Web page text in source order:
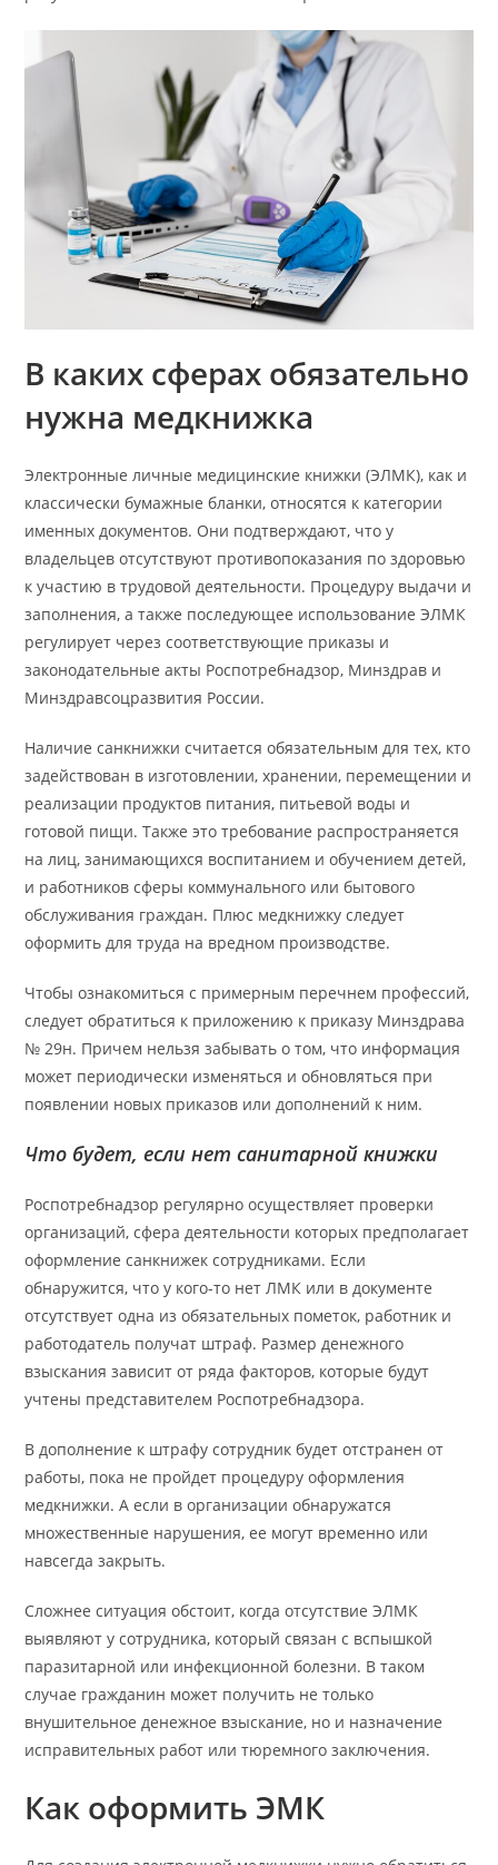
В каких сферах обязательно
нужна медкнижка
Электронные личные медицинские книжки (ЭЛМК), как и
классически бумажные бланки, относятся к категории
именных документов. Они подтверждают, что у
владельцев отсутствуют противопоказания по здоровью
к участию в трудовой деятельности. Процедуру выдачи и
заполнения, а также последующее использование ЭЛМК
регулирует через соответствующие приказы и
законодательные акты Роспотребнадзор, Минздрав и
Минздравсоцразвития России.
Наличие санкнижки считается обязательным для тех, кто
задействован в изготовлении, хранении, перемещении и
реализации продуктов питания, питьевой воды и
готовой пищи. Также это требование распространяется
на лиц, занимающихся воспитанием и обучением детей,
и работников сферы коммунального или бытового
обслуживания граждан. Плюс медкнижку следует
оформить для труда на вредном производстве.
Чтобы ознакомиться с примерным перечнем профессий,
следует обратиться к приложению к приказу Минздрава
№ 29н. Причем нельзя забывать о том, что информация
может периодически изменяться и обновляться при
появлении новых приказов или дополнений к ним.
Что будет, если нет санитарной книжки
Роспотребнадзор регулярно осуществляет проверки
организаций, сфера деятельности которых предполагает
оформление санкнижек сотрудниками. Если
обнаружится, что у кого-то нет ЛМК или в документе
отсутствует одна из обязательных пометок, работник и
работодатель получат штраф. Размер денежного
взыскания зависит от ряда факторов, которые будут
учтены представителем Роспотребнадзора.
В дополнение к штрафу сотрудник будет отстранен от
работы, пока не пройдет процедуру оформления
медкнижки. А если в организации обнаружатся
множественные нарушения, ее могут временно или
навсегда закрыть.
Сложнее ситуация обстоит, когда отсутствие ЭЛМК
выявляют у сотрудника, который связан с вспышкой
паразитарной или инфекционной болезни. В таком
случае гражданин может получить не только
внушительное денежное взыскание, но и назначение
исправительных работ или тюремного заключения.
Как оформить ЭМК